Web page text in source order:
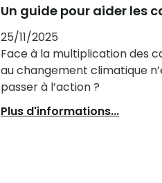
Un guide pour aider les
25/11/2025
Face à la multiplication des
au changement climatique
passer à l’action ?
Plus d'informations...